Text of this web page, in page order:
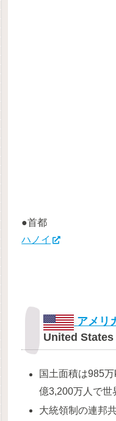
●首都
ハノイ
アメリ
United
国土面積は985
億3,200万人で世
大統領制の連邦